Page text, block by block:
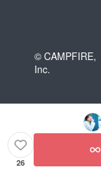
© CAMPFIRE,
Inc.
26